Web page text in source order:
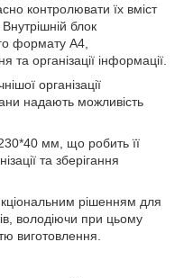
контролювати їх вміст
блок
формату А4,
та організації інформації.
організації
надають можливість
мм, що робить її
та зберігання
рішенням для
володіючи при цьому
виготовлення.